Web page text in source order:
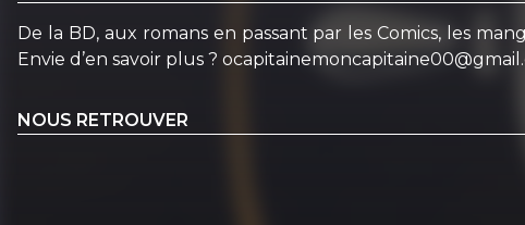
De la BD, aux romans en passant par les Comics, les
Envie d’en savoir plus ?
NOUS RETROUVER